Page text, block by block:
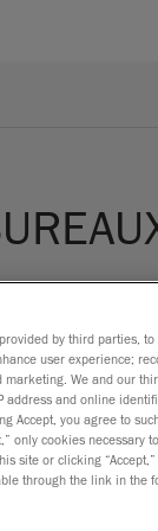
offre de
by third parties,
user experience;
We and our
address and online
Accept, you agree to
only cookies necessary
site or clicking “Accept,”
through the link in the